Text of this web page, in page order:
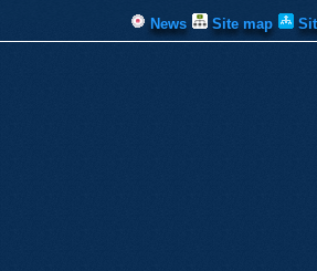
News Site map